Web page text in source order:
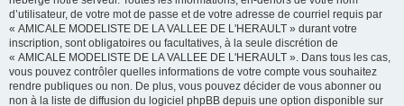
d’utilisateur, de votre mot de passe et de votre adresse de courriel requis par
« AMICALE MODELISTE DE LA VALLEE DE L'HERAULT » durant votre
inscription, sont obligatoires ou facultatives, à la seule discrétion de
« AMICALE MODELISTE DE LA VALLEE DE L'HERAULT ». Dans tous les cas,
vous pouvez contrôler quelles informations de votre compte vous souhaitez
rendre publiques ou non. De plus, vous pouvez décider de vous abonner ou
non à la liste de diffusion du logiciel phpBB depuis une option disponible sur